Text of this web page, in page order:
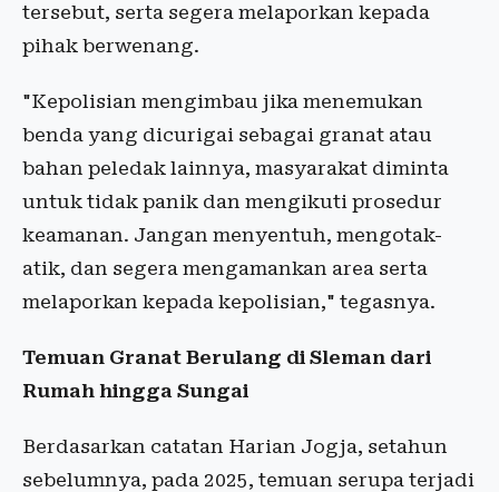
tersebut, serta segera melaporkan kepada
pihak berwenang.
"Kepolisian mengimbau jika menemukan
benda yang dicurigai sebagai granat atau
bahan peledak lainnya, masyarakat diminta
untuk tidak panik dan mengikuti prosedur
keamanan. Jangan menyentuh, mengotak-
atik, dan segera mengamankan area serta
melaporkan kepada kepolisian," tegasnya.
Temuan Granat Berulang di Sleman dari
Rumah hingga Sungai
Berdasarkan catatan Harian Jogja, setahun
sebelumnya, pada 2025, temuan serupa terjadi